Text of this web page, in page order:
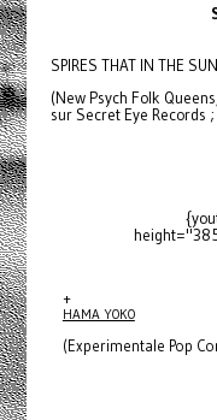
SPIRES THAT IN THE
(New Psych Folk
sur Secret Eye Records
+
HAMA YOKO
(Experimentale Pop